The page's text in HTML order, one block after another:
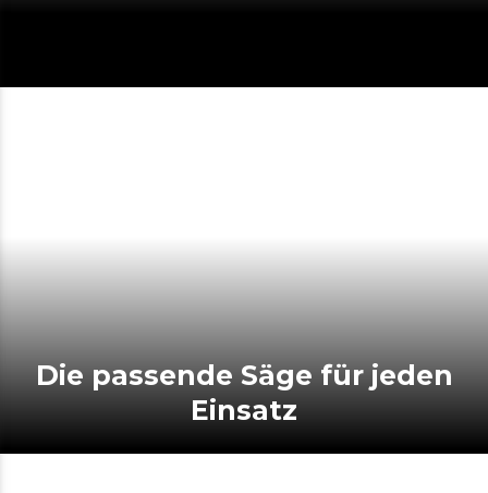
Die passende Säge für jeden
Einsatz